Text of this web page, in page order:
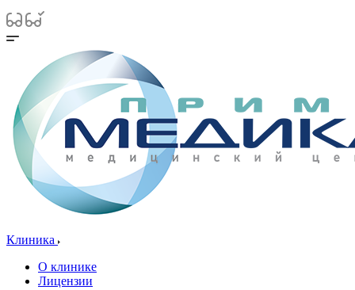
Клиника
О клинике
Лицензии